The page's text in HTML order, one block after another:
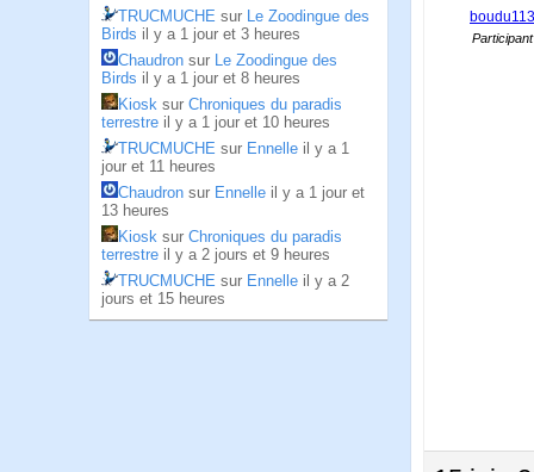
TRUCMUCHE sur Le Zoodingue des
Birds il y a 1 jour et 3 heures
Chaudron sur Le Zoodingue des
Birds il y a 1 jour et 8 heures
Kiosk sur Chroniques du paradis
terrestre il y a 1 jour et 10 heures
TRUCMUCHE sur Ennelle il y a 1
jour et 11 heures
Chaudron sur Ennelle il y a 1 jour et
13 heures
Kiosk sur Chroniques du paradis
terrestre il y a 2 jours et 9 heures
TRUCMUCHE sur Ennelle il y a 2
jours et 15 heures
boudu113
Participant